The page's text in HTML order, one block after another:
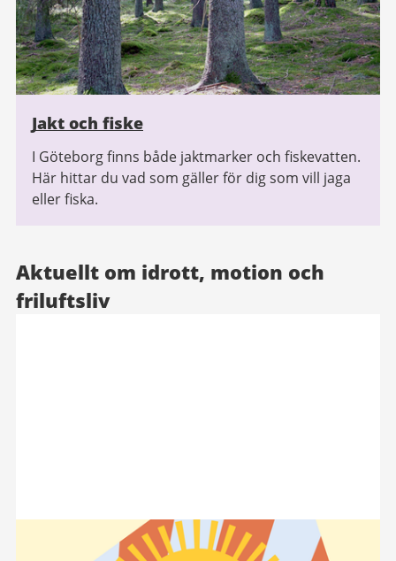
Jakt och fiske
I Göteborg finns både jaktmarker och fiskevatten.
Här hittar du vad som gäller för dig som vill jaga
eller fiska.
Aktuellt om idrott, motion och
friluftsliv